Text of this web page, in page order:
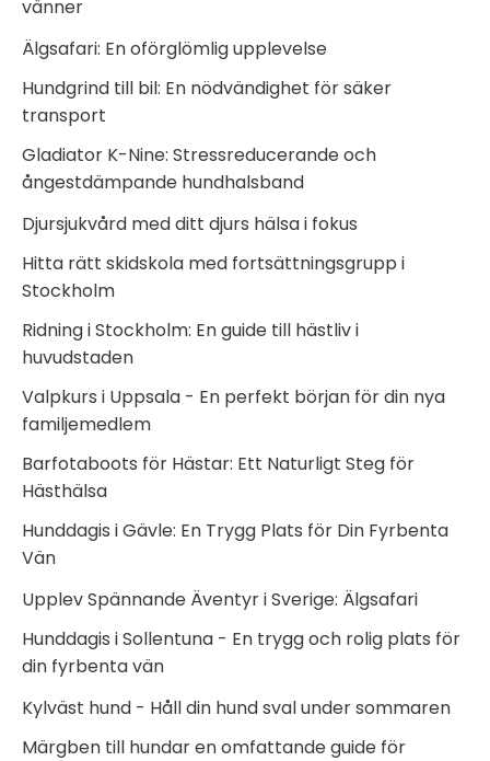
vänner
Älgsafari: En oförglömlig upplevelse
Hundgrind till bil: En nödvändighet för säker
transport
Gladiator K-Nine: Stressreducerande och
ångestdämpande hundhalsband
Djursjukvård med ditt djurs hälsa i fokus
Hitta rätt skidskola med fortsättningsgrupp i
Stockholm
Ridning i Stockholm: En guide till hästliv i
huvudstaden
Valpkurs i Uppsala - En perfekt början för din nya
familjemedlem
Barfotaboots för Hästar: Ett Naturligt Steg för
Hästhälsa
Hunddagis i Gävle: En Trygg Plats för Din Fyrbenta
Vän
Upplev Spännande Äventyr i Sverige: Älgsafari
Hunddagis i Sollentuna - En trygg och rolig plats för
din fyrbenta vän
Kylväst hund - Håll din hund sval under sommaren
Märgben till hundar en omfattande guide för